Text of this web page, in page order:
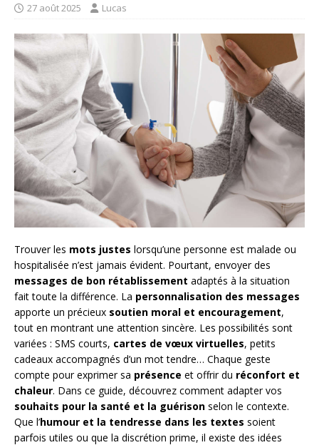
27 août 2025 Lucas
Trouver les mots justes lorsqu’une personne est malade ou
hospitalisée n’est jamais évident. Pourtant, envoyer des
messages de bon rétablissement adaptés à la situation
fait toute la différence. La personnalisation des messages
apporte un précieux soutien moral et encouragement,
tout en montrant une attention sincère. Les possibilités sont
variées : SMS courts, cartes de vœux virtuelles, petits
cadeaux accompagnés d’un mot tendre… Chaque geste
compte pour exprimer sa présence et offrir du réconfort et
chaleur. Dans ce guide, découvrez comment adapter vos
souhaits pour la santé et la guérison selon le contexte.
Que l’humour et la tendresse dans les textes soient
parfois utiles ou que la discrétion prime, il existe des idées